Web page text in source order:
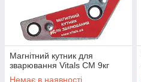
Магнітний кутник для
зварювання Vitals CM 9кг
Немає в наявності